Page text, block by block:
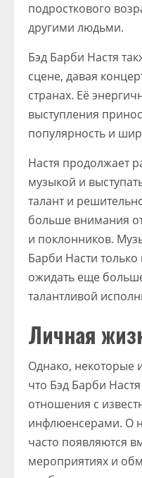
подросткового
другими людьми.
Бэд Барби Настя
сцене, давая
странах. Её
выступления
популярность и
Настя продолжает
музыкой и
талант и
больше внимания
и поклонников.
Барби Насти
ожидать еще
талантливой
Личная
Однако, некоторые
что Бэд Барби
отношения с
инфлюенсерами. О
часто появляются
мероприятиях и